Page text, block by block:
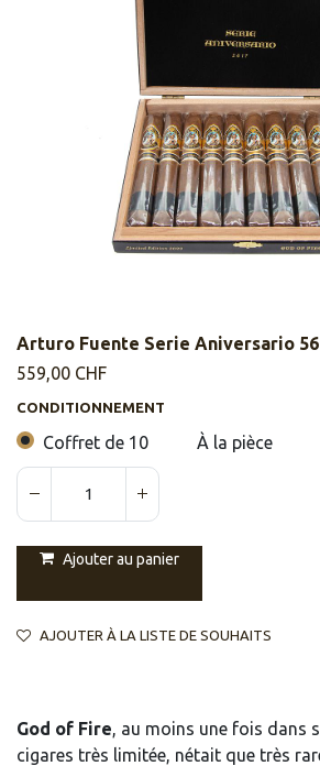
Arturo Fuente Serie Aniversario 56
559,00 CHF
CONDITIONNEMENT
Coffret de 10 À la pièce
Ajouter au panier
AJOUTER À LA LISTE DE SOUHAITS
God of Fire, au moins une fois dans
cigares très limitée, nétait que très